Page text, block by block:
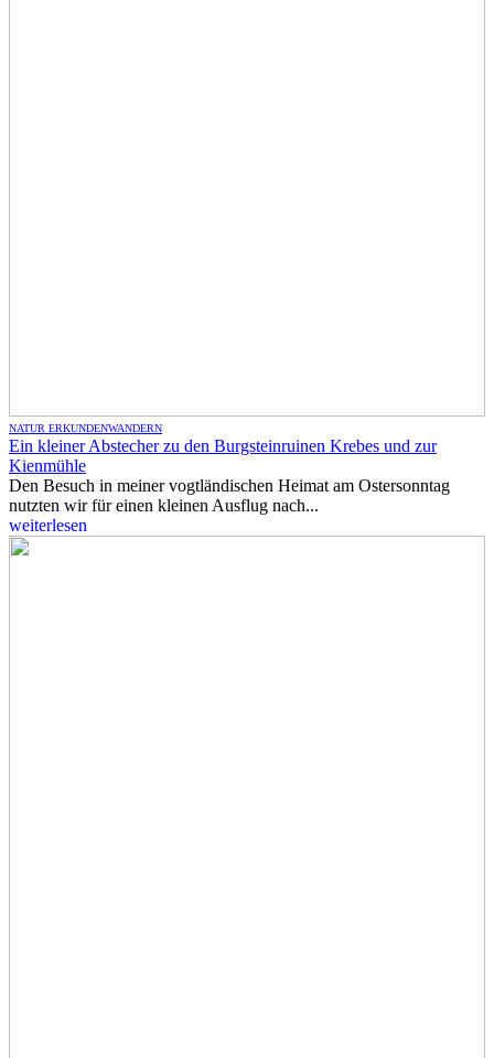
NATUR ERKUNDENWANDERN
Ein kleiner Abstecher zu den Burgsteinruinen Krebes und zur
Kienmühle
Den Besuch in meiner vogtländischen Heimat am Ostersonntag
nutzten wir für einen kleinen Ausflug nach...
weiterlesen